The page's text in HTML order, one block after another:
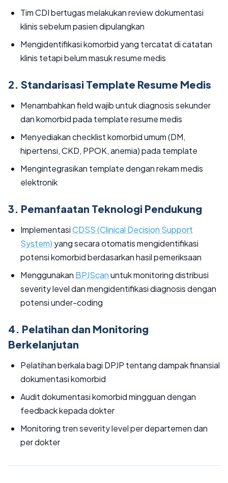
Tim CDI bertugas melakukan review dokumentasi
klinis sebelum pasien dipulangkan
Mengidentifikasi komorbid yang tercatat di catatan
klinis tetapi belum masuk resume medis
2. Standarisasi Template Resume Medis
Menambahkan field wajib untuk diagnosis sekunder
dan komorbid pada template resume medis
Menyediakan checklist komorbid umum (DM,
hipertensi, CKD, PPOK, anemia) pada template
Mengintegrasikan template dengan rekam medis
elektronik
3. Pemanfaatan Teknologi Pendukung
ImplementasiCDSS (Clinical Decision Support
System) yang secara otomatis mengidentifikasi
potensi komorbid berdasarkan hasil pemeriksaan
Menggunakan BPJScanuntuk monitoring distribusi
severity level dan mengidentifikasi diagnosis dengan
potensi under-coding
4. Pelatihan dan Monitoring
Berkelanjutan
Pelatihan berkala bagi DPJP tentang dampak finansial
dokumentasi komorbid
Audit dokumentasi komorbid mingguan dengan
feedback kepada dokter
Monitoring tren severity level per departemen dan
per dokter